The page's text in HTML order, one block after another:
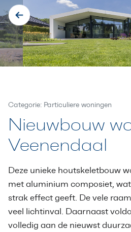
Categorie: Particuliere woningen
Nieuwbouw
Veenendaal
Deze unieke houtskeletbouw
met aluminium composiet,
strak effect geeft. De vele
veel lichtinval. Daarnaast
volledig aan de nieuwst